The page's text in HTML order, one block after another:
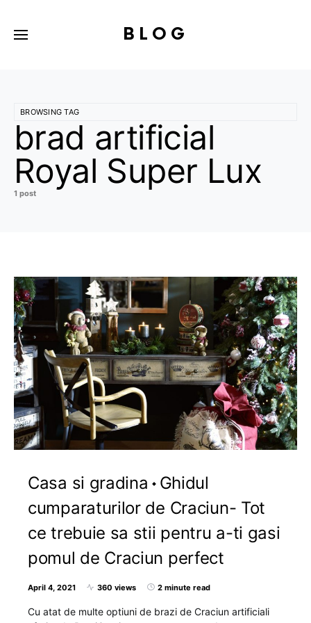
BLOG
BROWSING TAG
brad artificial
Royal Super Lux
1 post
Casa si gradina
Ghidul
cumparaturilor de Craciun- Tot
ce trebuie sa stii pentru a-ti gasi
pomul de Craciun perfect
April 4, 2021 360 views 2 minute read
Cu atat de multe optiuni de brazi de Craciun artificiali